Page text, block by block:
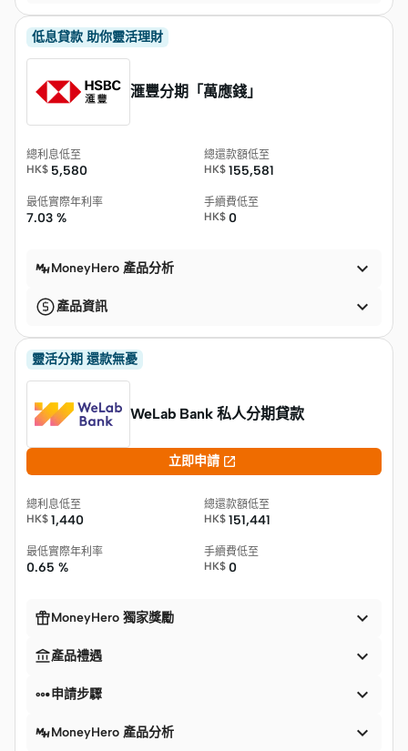
低息貸款 助你靈活理財
滙豐分期「萬應錢」
總利息低至
HK$ 5,580
總還款額低至
HK$ 155,581
最低實際年利率
7.03 %
手續費低至
HK$ 0
MoneyHero 產品分析 
產品資訊 
靈活分期 還款無憂
WeLab Bank 私人分期貸款
立即申請 
總利息低至
HK$ 1,440
總還款額低至
HK$ 151,441
最低實際年利率
0.65 %
手續費低至
HK$ 0
MoneyHero 獨家獎勵 
產品禮遇 
申請步驟 
MoneyHero 產品分析 